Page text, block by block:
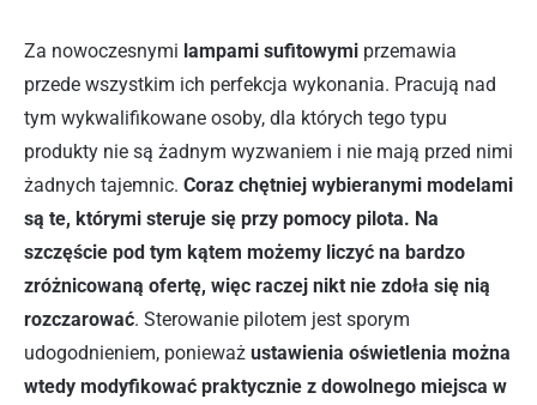
Za nowoczesnymi lampami sufitowymi przemawia
przede wszystkim ich perfekcja wykonania. Pracują nad
tym wykwalifikowane osoby, dla których tego typu
produkty nie są żadnym wyzwaniem i nie mają przed nimi
żadnych tajemnic. Coraz chętniej wybieranymi modelami
są te, którymi steruje się przy pomocy pilota. Na
szczęście pod tym kątem możemy liczyć na bardzo
zróżnicowaną ofertę, więc raczej nikt nie zdoła się nią
rozczarować. Sterowanie pilotem jest sporym
udogodnieniem, ponieważ ustawienia oświetlenia można
wtedy modyfikować praktycznie z dowolnego miejsca w